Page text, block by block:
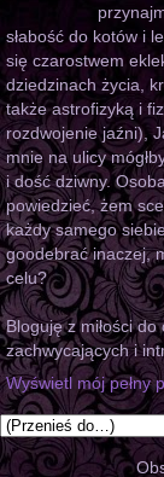
słabość do kotów i
się czarostwem
dziedzinach życia,
także astrofizyką i
rozdwojenie jaźni),
mnie na ulicy
i dość dziwny.
powiedzieć, żem
każdy samego
goodebrać inaczej,
celu?
Bloguję z miłości do
zachwycających i
Wyświetl mój pełny